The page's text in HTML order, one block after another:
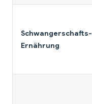
Schwangerschafts-
Ernährung